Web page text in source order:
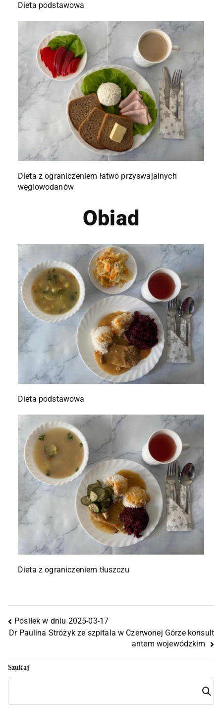
Dieta podstawowa
Dieta z ograniczeniem łatwo przyswajalnych
węglowodanów
Obiad
Dieta podstawowa
Dieta z ograniczeniem tłuszczu
Posiłek w dniu 2025-03-17
Dr Paulina Stróżyk ze szpitala w Czerwonej Górze konsult
antem wojewódzkim
Szukaj
Szuka
j